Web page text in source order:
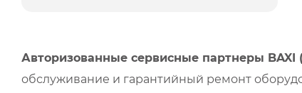
Авторизованные сервисные партнеры BAXI
обслуживание и гарантийный ремонт